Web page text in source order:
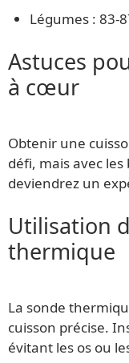
Légumes : 83-
Astuces
à cœur
Obtenir une
défi, mais avec
deviendrez un
Utilisation
thermique
La sonde
cuisson précise.
évitant les os ou